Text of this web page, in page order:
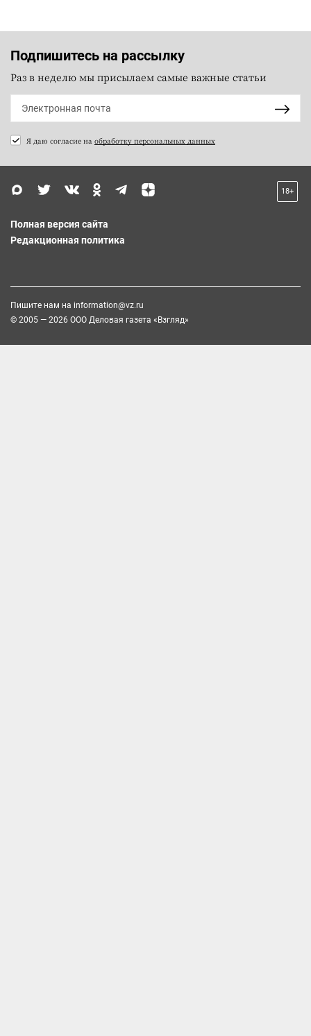
Подпишитесь на рассылку
Раз в неделю мы присылаем самые важные статьи
Я даю согласие на обработку персональных данных
18+
Полная версия сайта
Редакционная политика
Пишите нам на information@vz.ru
© 2005 — 2026 ООО Деловая газета «Взгляд»